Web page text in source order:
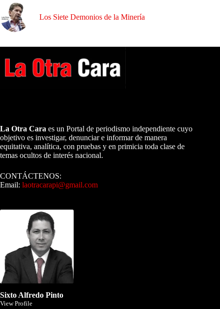
Los Siete Demonios de la Minería
La Otra Cara es un Portal de periodismo independiente cuyo
objetivo es investigar, denunciar e informar de manera
equitativa, analítica, con pruebas y en primicia toda clase de
temas ocultos de interés nacional.
CONTÁCTENOS:
Email: laotracarapi@gmail.com
Sixto Alfredo Pinto
View Profile